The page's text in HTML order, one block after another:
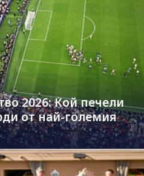
2026: Кой печели
от най-големия